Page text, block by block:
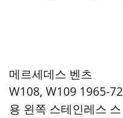
메르세데스 벤츠
W108, W109 1965-72
용 왼쪽 스테인레스 스